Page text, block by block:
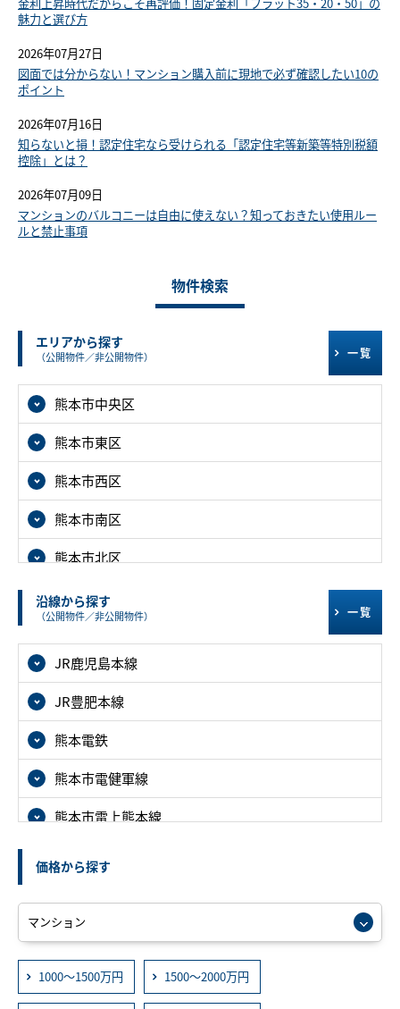
魅力と選び方
2026年07月27日
図面では分からない！マンション購入前に現地で必ず確認したい10の
ポイント
2026年07月16日
知らないと損！認定住宅なら受けられる「認定住宅等新築等特別税額
控除」とは？
2026年07月09日
マンションのバルコニーは自由に使えない？知っておきたい使用ルー
ルと禁止事項
物件検索
エリアから探す
（公開物件／非公開物件） 一覧
熊本市中央区
熊本市東区
熊本市西区
熊本市南区
熊本市北区
沿線から探す
（公開物件／非公開物件） 一覧
JR鹿児島本線
JR豊肥本線
熊本電鉄
熊本市電健軍線
熊本市電上熊本線
価格から探す
1000～1500万円 1500～2000万円